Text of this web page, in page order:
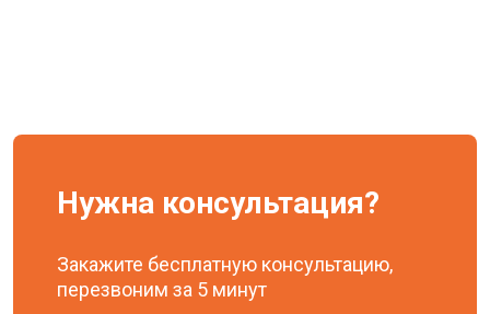
Нужна консультация?
Закажите бесплатную консультацию,
перезвоним за 5 минут